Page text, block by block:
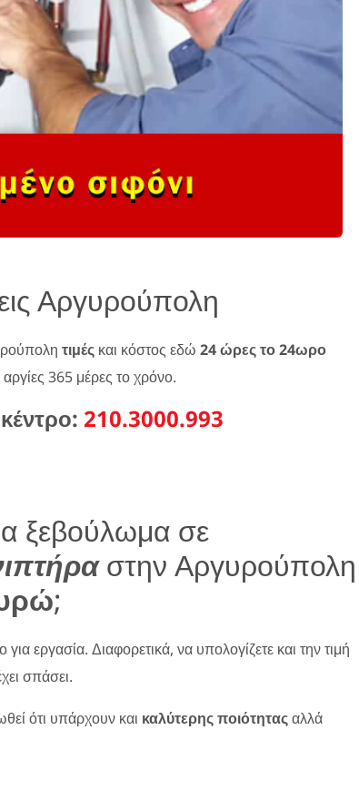
Αργυρούπολη
τιμέςκαι κόστος εδώ 24 ώρες το 24ωρο
αργίες 365 μέρες το χρόνο.
210.3000.993
ξεβούλωμα σε
στην Αργυρούπολη
;
εργασία. Διαφορετικά, να υπολογίζετε και την τιμή
σπάσει.
ότι υπάρχουν και καλύτερης ποιότηταςαλλά